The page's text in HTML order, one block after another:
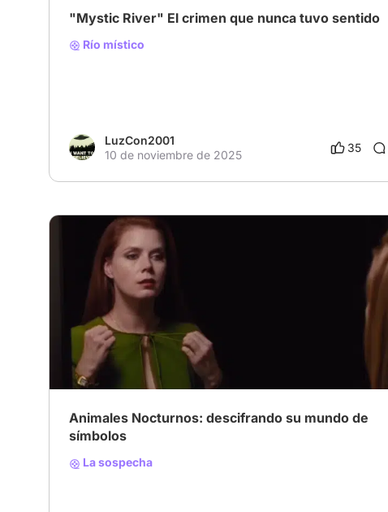
"Mystic River" El crimen que nunca tuvo sentido
Río místico
LuzCon2001
10 de noviembre de 2025
35
Animales Nocturnos: descifrando su mundo de
símbolos
La sospecha